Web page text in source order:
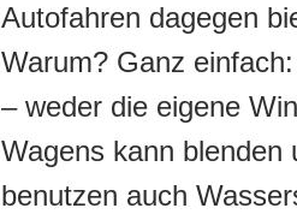
Autofahren dagegen
Warum? Ganz
– weder die eigene
Wagens kann blenden
benutzen auch